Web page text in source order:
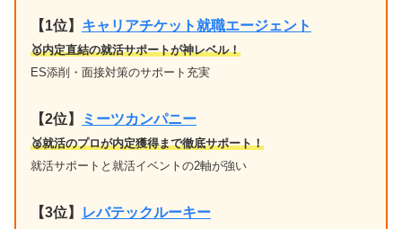
【1位】 キャリアチケット就職エージェント
🥇内定直結の就活サポートが神レベル！
ES添削・面接対策のサポート充実
【2位】 ミーツカンパニー
🥈就活のプロが内定獲得まで徹底サポート！
就活サポートと就活イベントの2軸が強い
【3位】 レバテックルーキー